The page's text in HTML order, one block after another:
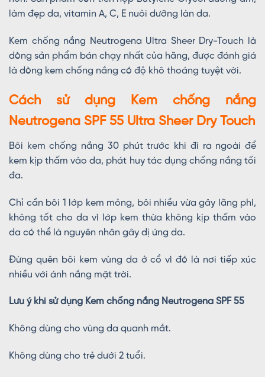
làm đẹp da, vitamin A, C, E nuôi dưỡng làn da.
Kem chống nắng Neutrogena Ultra Sheer Dry-Touch là
dòng sản phẩm bán chạy nhất của hãng, được đánh giá
là dòng kem chống nắng có độ khô thoáng tuyệt vời.
Cách sử dụng Kem chống nắng
Neutrogena SPF 55 Ultra Sheer Dry Touch
Bôi kem chống nắng 30 phút trước khi đi ra ngoài để
kem kịp thấm vào da, phát huy tác dụng chống nắng tối
đa.
Chỉ cần bôi 1 lớp kem mỏng, bôi nhiều vừa gây lãng phí,
không tốt cho da vì lớp kem thừa không kịp thấm vào
da có thể là nguyên nhân gây dị ứng da.
Đừng quên bôi kem vùng da ở cổ vì đó là nơi tiếp xúc
nhiều với ánh nắng mặt trời.
Lưu ý khi sử dụng Kem chống nắng Neutrogena SPF 55
Không dùng cho vùng da quanh mắt.
Không dùng cho trẻ dưới 2 tuổi.